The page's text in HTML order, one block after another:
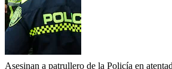
Asesinan a patrullero de la Policía en